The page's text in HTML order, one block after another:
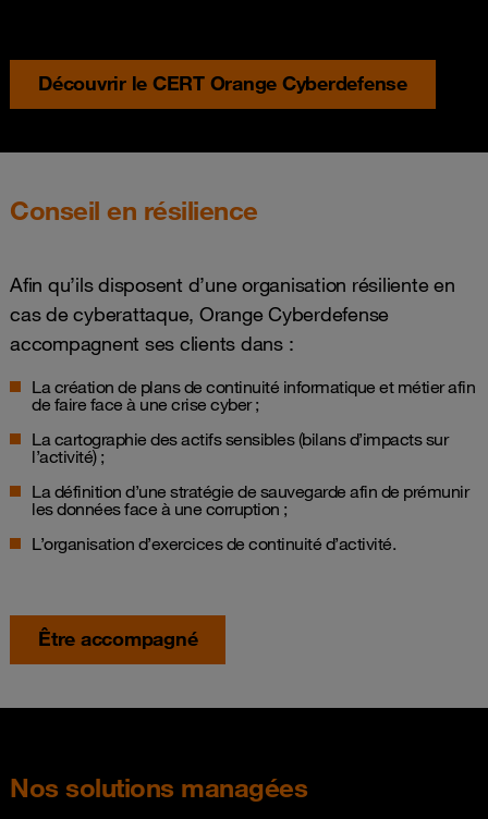
Découvrir le CERT Orange Cyberdefense
Conseil en résilience
Afin qu’ils disposent d’une organisation résiliente en
cas de cyberattaque, Orange Cyberdefense
accompagnent ses clients dans :
La création de plans de continuité informatique et métier afin
de faire face à une crise cyber ;
La cartographie des actifs sensibles (bilans d’impacts sur
l’activité) ;
La définition d’une stratégie de sauvegarde afin de prémunir
les données face à une corruption ;
L’organisation d’exercices de continuité d’activité.
Être accompagné
Nos solutions managées